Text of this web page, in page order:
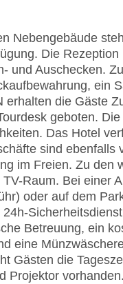
Nebengebäude
Die
und Auschecken.
ein
die Gäste
geboten.
Das Hotel
sind ebenfalls
im Freien. Zu den
Raum. Bei einer
oder auf dem
Betreuung, ein
eine
Gästen die
Projektor vorhanden.